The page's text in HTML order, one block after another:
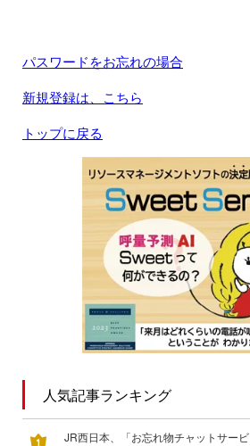
パスワードをお忘れの場合
新規登録は、こちら
トップに戻る
人気記事ランキング
JR西日本、「お忘れ物チャットサービ